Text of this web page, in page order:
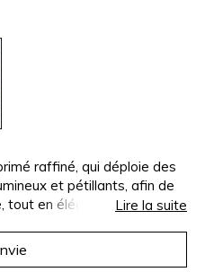
raffiné, qui déploie des
et pétillants, afin de
tout en élégance. Ses
unique. L’impression
assure une excellente
Lire la suite